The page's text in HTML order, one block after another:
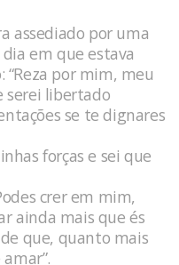
assediado por uma
em que estava
“Reza por mim, meu
serei libertado
se te dignares
forças e sei que
crer em mim,
ainda mais que és
que, quanto mais